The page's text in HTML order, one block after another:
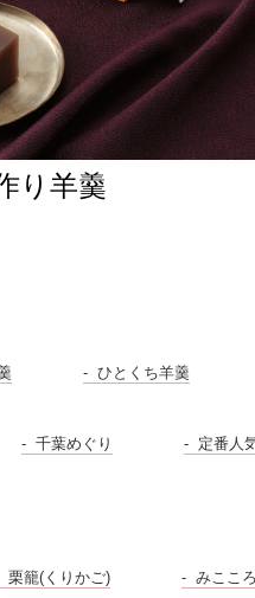
り羊羹
ひとくち羊羹
千葉めぐり 定番人
栗籠(くりかご) みここ